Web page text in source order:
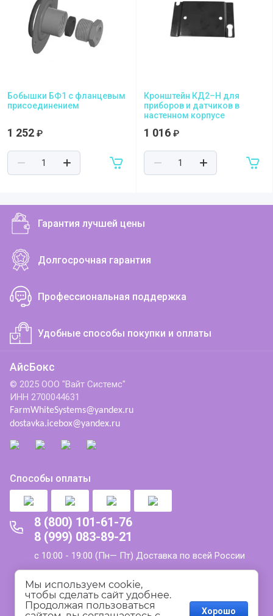
Бобышки БФ1 с фланцевым
присоединением
1 252 ₽
Кронштейн КД2–Н для
приборов и датчиков в
настенном корпусе
1 016 ₽
Гарантия лучшей цены
Долгосрочная гарантия
Профессиональная поддержка
Удобные способы покупки и оплаты
АйсБокс
© 2025 ООО "Вайт Системс"
ИНН 2700044631
FarmWhiteSystems@yandex.ru
dostavka.icebox@yandex.ru
Способы оплаты
8 (800) 101-61-76
8 (999) 083-89-21
с 10:00 - 19:00 (Пн— Пт) Доставка по всей России
Политика конфиденциальности
Пользовательское соглашение
Мы используем cookie,
чтобы сделать сайт удобнее.
Продолжая пользоваться
Хорошо